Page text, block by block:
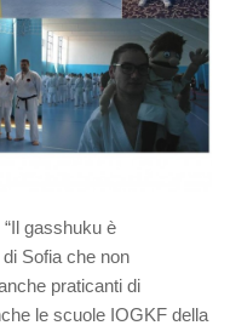
gasshuku è
Sofia che non
praticanti di
le scuole IOGKF della